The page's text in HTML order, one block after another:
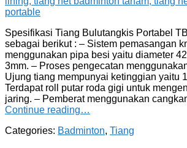
Spesifikasi Tiang Bulutangkis Portabel
sebagai berikut : – Sistem pemasangan
menggunakan pipa besi yaitu diameter
3mm. – Proses pengecatan
Ujung tiang mempunyai ketinggian yaitu
Terdapat roll putar roda gigi untuk
jaring. – Pemberat menggunakan
Continue reading…
Categories: Badminton, Tiang